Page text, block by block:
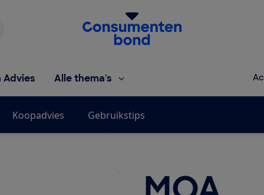
Homepage van de Consumentenbond
Advies Alle thema's
Koopadvies Gebruikstips